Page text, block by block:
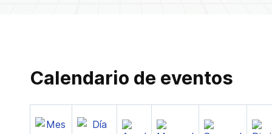
Calendario de eventos